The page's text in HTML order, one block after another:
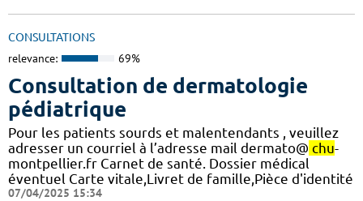
CONSULTATIONS
relevance: 69%
Consultation de dermatologie
pédiatrique
Pour les patients sourds et malentendants , veuillez
adresser un courriel à l’adresse mail dermato@ chu-
montpellier.fr Carnet de santé. Dossier médical
éventuel Carte vitale,Livret de famille,Pièce d'identité
07/04/2025 15:34